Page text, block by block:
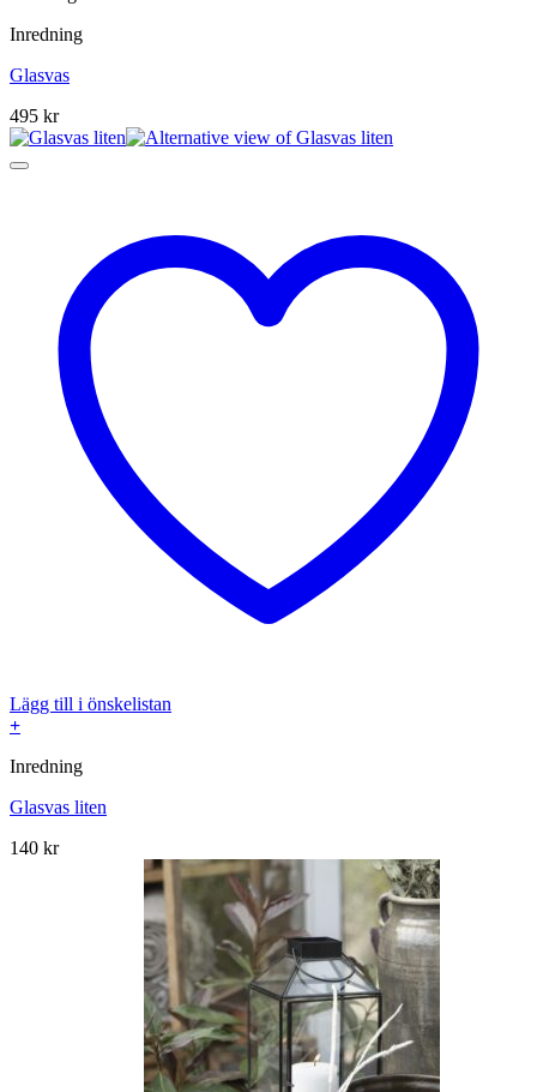
Inredning
Glasvas
495 kr
Lägg till i önskelistan
+
Inredning
Glasvas liten
140 kr